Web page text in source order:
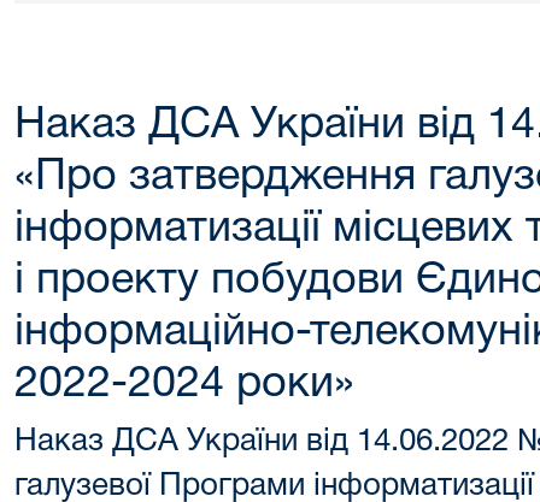
Наказ ДСА України від
«Про затвердження
інформатизації місцевих
і проекту побудови
інформаційно-
2022-2024 роки»
Наказ ДСА України від 14.06.2022
галузевої Програми